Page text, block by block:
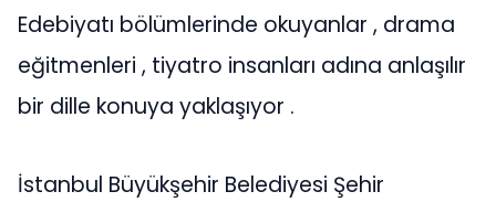
Edebiyatı bölümlerinde okuyanlar , drama
eğitmenleri , tiyatro insanları adına anlaşılır
bir dille konuya yaklaşıyor .
İstanbul Büyükşehir Belediyesi Şehir